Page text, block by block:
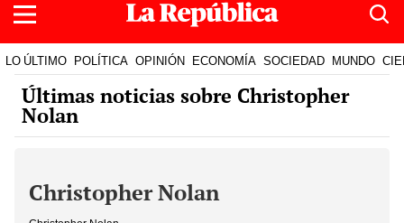
LO ÚLTIMO POLÍTICA OPINIÓN ECONOMÍA SOCIEDAD MUNDO
Últimas noticias sobre Christopher
Nolan
Christopher Nolan